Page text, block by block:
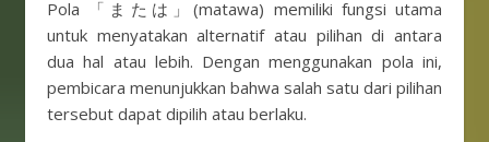
Pola 「または」(matawa) memiliki fungsi utama
untuk menyatakan alternatif atau pilihan di antara
dua hal atau lebih. Dengan menggunakan pola ini,
pembicara menunjukkan bahwa salah satu dari pilihan
tersebut dapat dipilih atau berlaku.